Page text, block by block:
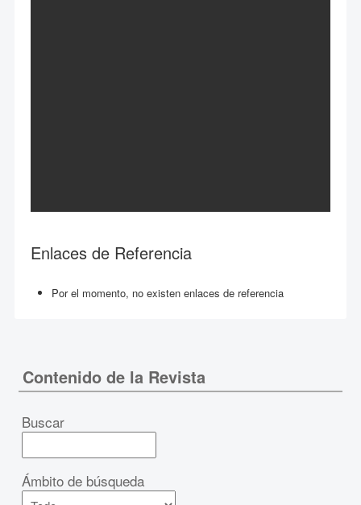
Enlaces de Referencia
Por el momento, no existen enlaces de referencia
Contenido de la Revista
Buscar
Ámbito de búsqueda